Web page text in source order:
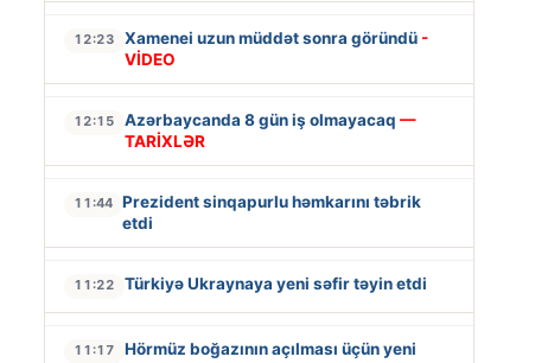
12:23 Xamenei uzun müddət sonra göründü -
VİDEO
12:15 Azərbaycanda 8 gün iş olmayacaq —
TARİXLƏR
11:44 Prezident sinqapurlu həmkarını təbrik
etdi
11:22 Türkiyə Ukraynaya yeni səfir təyin etdi
11:17
Hörmüz boğazının açılması üçün yeni